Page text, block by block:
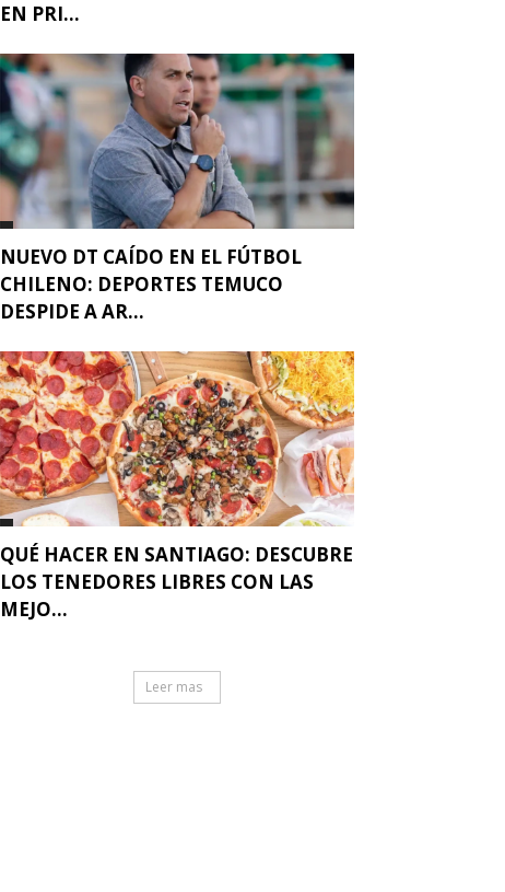
EN PRI...
NUEVO DT CAÍDO EN EL FÚTBOL
CHILENO: DEPORTES TEMUCO
DESPIDE A AR...
QUÉ HACER EN SANTIAGO: DESCUBRE
LOS TENEDORES LIBRES CON LAS
MEJO...
Leer mas